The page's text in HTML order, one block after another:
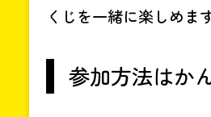
くじを一緒に楽しめます
参加方法はか